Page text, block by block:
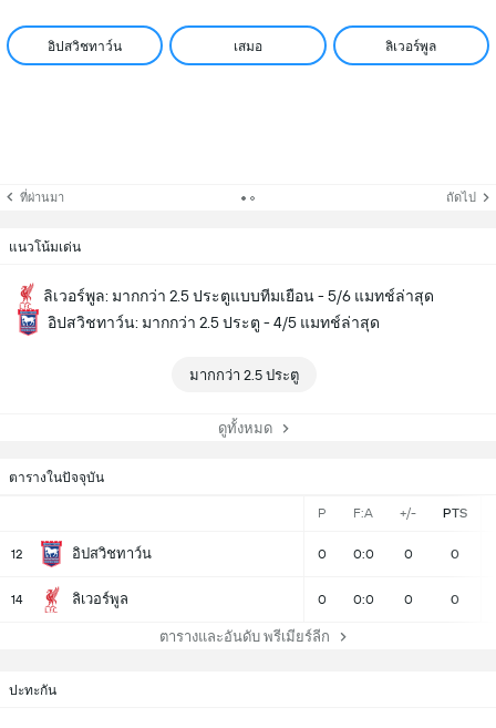
อิปสวิชทาว์น เสมอ ลิเวอร์พูล
ที่ผ่านมา ถัดไป
แนวโน้มเด่น
ลิเวอร์พูล: มากกว่า 2.5 ประตูแบบทีมเยือน - 5/6 แมทช์ล่าสุด
อิปสวิชทาว์น: มากกว่า 2.5 ประตู - 4/5 แมทช์ล่าสุด
มากกว่า 2.5 ประตู
ดูทั้งหมด
ตารางในปัจจุบัน
P F:A +/- PTS
12 อิปสวิชทาว์น 0 0:0 0 0
14 ลิเวอร์พูล 0 0:0 0 0
ตารางและอันดับ พรีเมียร์ลีก
ปะทะกัน